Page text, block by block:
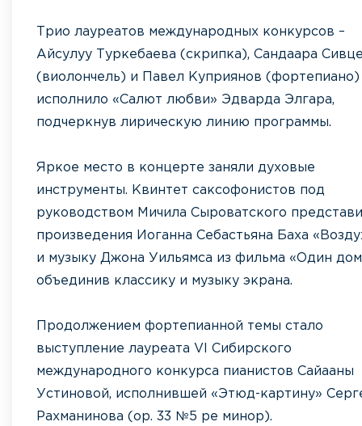
Трио лауреатов международных конкурсов –
Айсулуу Туркебаева (скрипка), Сандаара
(виолончель) и Павел Куприянов (фортепиано)
исполнило «Салют любви» Эдварда Элгара,
подчеркнув лирическую линию программы.
Яркое место в концерте заняли духовые
инструменты. Квинтет саксофонистов под
руководством Мичила Сыроватского
произведения Иоганна Себастьяна Баха
и музыку Джона Уильямса из фильма «Один
объединив классику и музыку экрана.
Продолжением фортепианной темы стало
выступление лауреата VI Сибирского
международного конкурса пианистов Сайааны
Устиновой, исполнившей «Этюд-картину»
Рахманинова (ор. 33 №5 ре минор).